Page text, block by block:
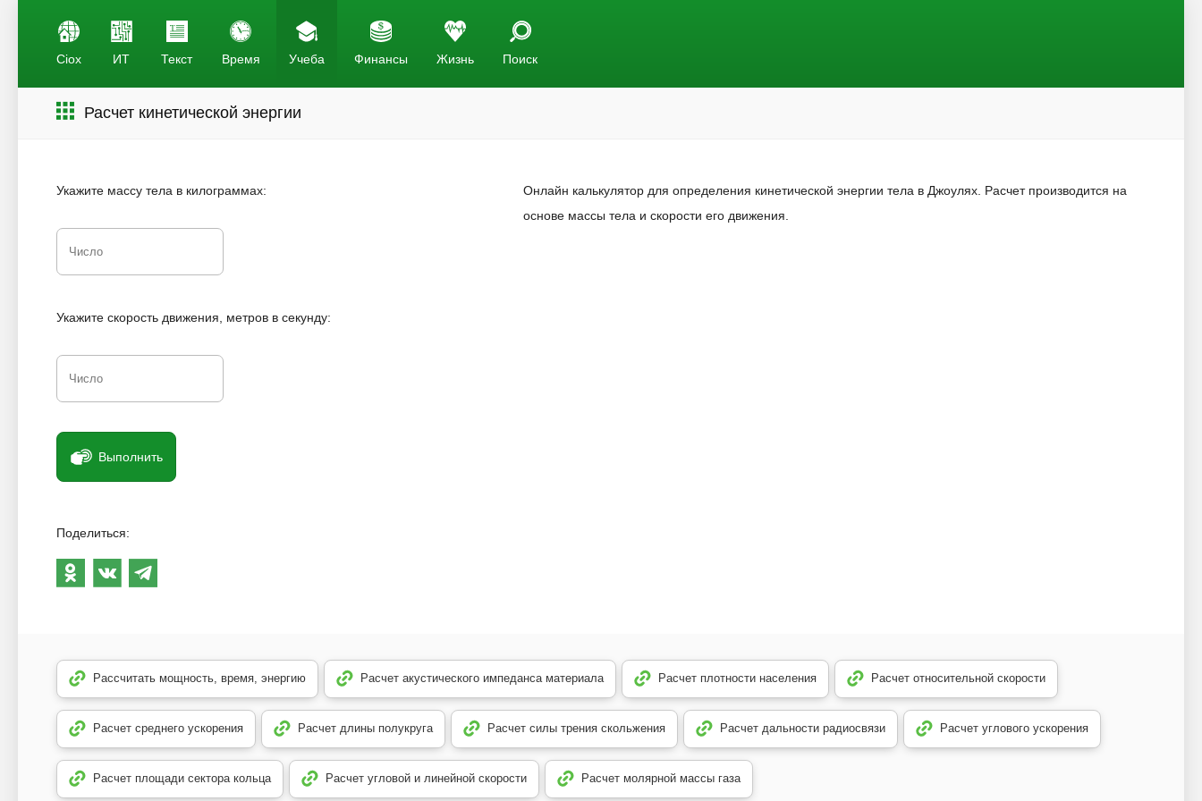
Ciox ИТ Текст Время Учеба Финансы Жизнь Поиск
Расчет кинетической энергии
Укажите массу тела в килограммах:
Укажите скорость движения, метров в секунду:
Выполнить
Поделиться:
Онлайн калькулятор для определения кинетической энергии тела в Джоулях. Расчет производится на
основе массы тела и скорости его движения.
Рассчитать мощность, время, энергию Расчет акустического импеданса материала Расчет плотности населения Расчет относительной скорости
Расчет среднего ускорения Расчет длины полукруга Расчет силы трения скольжения Расчет дальности радиосвязи Расчет углового ускорения
Расчет площади сектора кольца Расчет угловой и линейной скорости Расчет молярной массы газа